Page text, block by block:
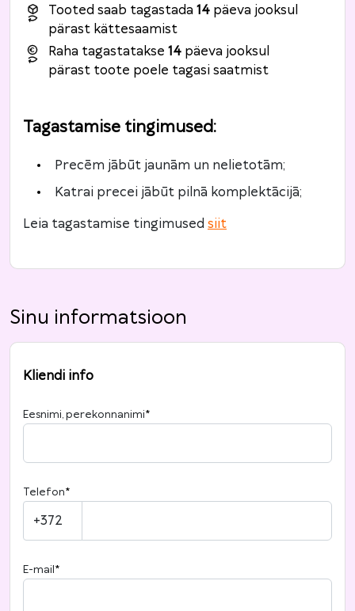
Tooted saab tagastada 14 päeva jooksul
pärast kättesaamist
Raha tagastatakse 14 päeva jooksul
pärast toote poele tagasi saatmist
Tagastamise tingimused:
Precēm jābūt jaunām un nelietotām;
Katrai precei jābūt pilnā komplektācijā;
Leia tagastamise tingimused siit
Sinu informatsioon
Kliendi info
Eesnimi, perekonnanimi*
Telefon*
+372
E-mail*